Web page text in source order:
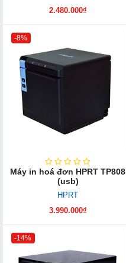
2.480.000₫
-8%
Máy in hoá đơn HPRT TP808
(usb)
HPRT
3.990.000₫
-14%